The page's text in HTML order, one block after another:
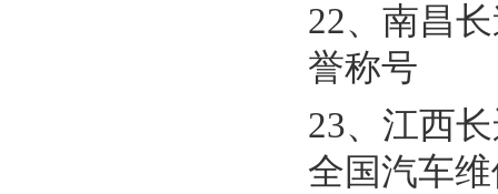
22、南昌
誉称号
23、江西
全国汽车